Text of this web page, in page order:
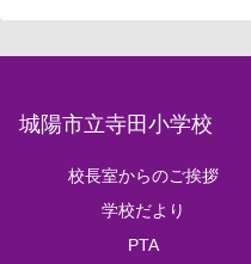
城陽市立寺田小学校
校長室からのご挨拶
学校だより
PTA